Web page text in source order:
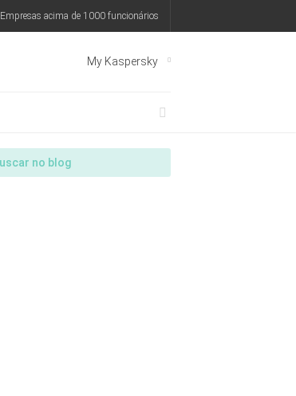
Empresas acima de 1000 funcionários
My Kaspersky